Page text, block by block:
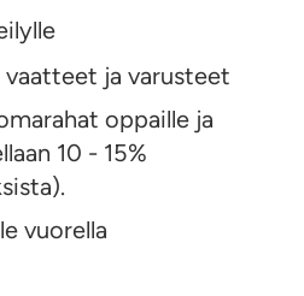
ja varusteet
oppaille ja
10 - 15%
vuorella